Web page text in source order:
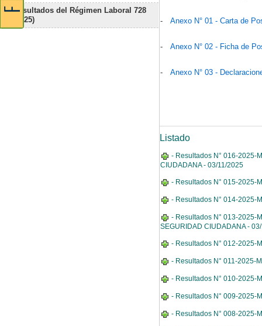
Resultados del Régimen Laboral 728
(2025)
- Anexo N° 01 - Carta de
- Anexo N° 02 - Ficha de
- Anexo N° 03 -
Listado
- Resultados N° 016-2025-
CIUDADANA - 03/11/2025
- Resultados N° 015-2025-
- Resultados N° 014-2025-
- Resultados N° 013-2025-
SEGURIDAD CIUDADANA -
- Resultados N° 012-2025-
- Resultados N° 011-2025-
- Resultados N° 010-2025-
- Resultados N° 009-2025-
- Resultados N° 008-2025-